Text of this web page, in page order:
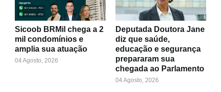
Sicoob BRMil chega a 2
mil condomínios e
amplia sua atuação
04 Agosto, 2026
Deputada Doutora Jane
diz que saúde,
educação e segurança
prepararam sua
chegada ao Parlamento
04 Agosto, 2026